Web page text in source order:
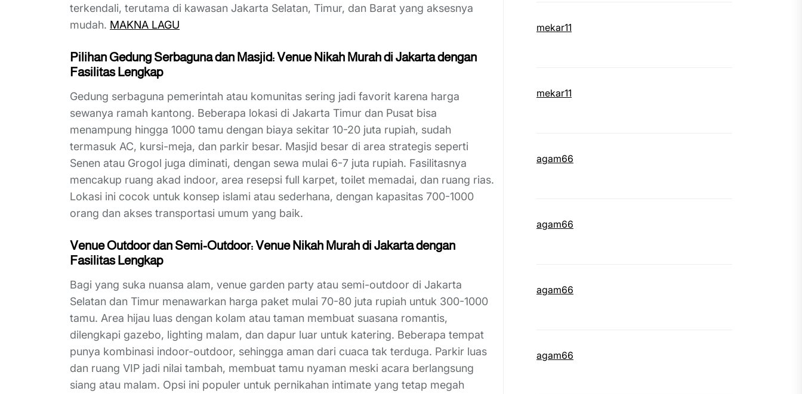
terkendali, terutama di kawasan Jakarta Selatan, Timur, dan Barat yang aksesnya
mudah. MAKNA LAGU
Pilihan Gedung Serbaguna dan Masjid: Venue Nikah Murah di Jakarta dengan
Fasilitas Lengkap
Gedung serbaguna pemerintah atau komunitas sering jadi favorit karena harga
sewanya ramah kantong. Beberapa lokasi di Jakarta Timur dan Pusat bisa
menampung hingga 1000 tamu dengan biaya sekitar 10-20 juta rupiah, sudah
termasuk AC, kursi-meja, dan parkir besar. Masjid besar di area strategis seperti
Senen atau Grogol juga diminati, dengan sewa mulai 6-7 juta rupiah. Fasilitasnya
mencakup ruang akad indoor, area resepsi full karpet, toilet memadai, dan ruang rias.
Lokasi ini cocok untuk konsep islami atau sederhana, dengan kapasitas 700-1000
orang dan akses transportasi umum yang baik.
Venue Outdoor dan Semi-Outdoor: Venue Nikah Murah di Jakarta dengan
Fasilitas Lengkap
Bagi yang suka nuansa alam, venue garden party atau semi-outdoor di Jakarta
Selatan dan Timur menawarkan harga paket mulai 70-80 juta rupiah untuk 300-1000
tamu. Area hijau luas dengan kolam atau taman membuat suasana romantis,
dilengkapi gazebo, lighting malam, dan dapur luar untuk katering. Beberapa tempat
punya kombinasi indoor-outdoor, sehingga aman dari cuaca tak terduga. Parkir luas
dan ruang VIP jadi nilai tambah, membuat tamu nyaman meski acara berlangsung
siang atau malam. Opsi ini populer untuk pernikahan intimate yang tetap megah
mekar11
mekar11
agam66
agam66
agam66
agam66